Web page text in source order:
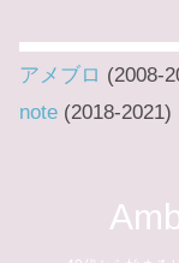
アメブロ (2008-
note (2018-2021)